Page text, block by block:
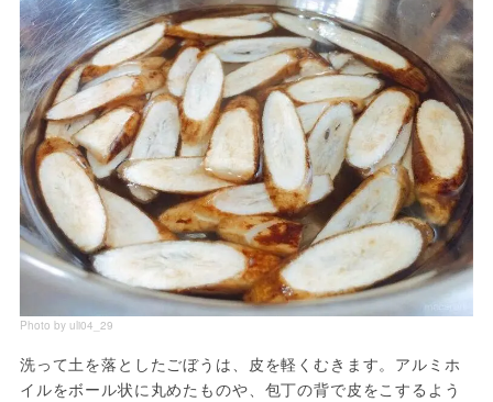
Photo by uli04_29
洗って土を落としたごぼうは、皮を軽くむきます。アルミホ
イルをボール状に丸めたものや、包丁の背で皮をこするよう